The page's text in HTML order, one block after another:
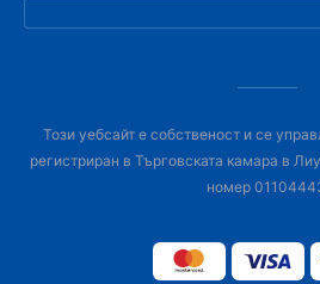
Този уебсайт е собственост и се
регистриран в Търговската камара в
номер